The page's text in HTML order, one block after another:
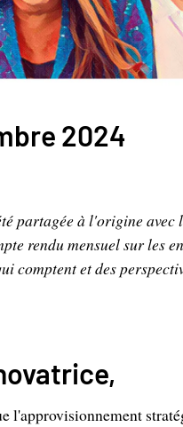
2024
partagée à l'origine avec
rendu mensuel sur les
et des
l'approvisionnement